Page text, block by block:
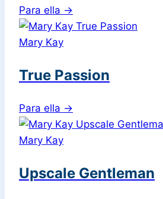
Para ella →
Mary Kay
True Passion
Para ella →
Mary Kay
Upscale Gentleman